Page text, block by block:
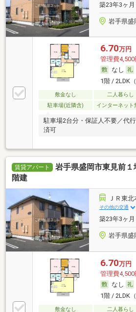
築23年3ヶ
岩手県盛
6.70万円
管理費4,500
なし
1階 / 2LDK
敷金なし 二人暮らし
駐車場(近隣含)
インターネット
駐車場2台分・保証人不要／代
済可
賃貸アパート
岩手県盛岡市東見前
階建
ＪＲ東
その他の交通
築23年3ヶ
岩手県盛
6.70万円
管理費4,500
なし
1階 / 2LDK
敷金なし 二人暮らし